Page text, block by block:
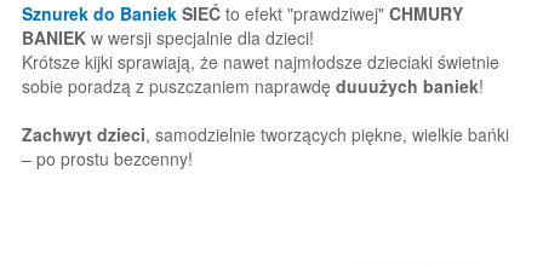
Sznurek do Baniek SIEĆ to efekt "prawdziwej" CHMURY
BANIEK w wersji specjalnie dla dzieci!
Krótsze kijki sprawiają, że nawet najmłodsze dzieciaki świetnie
sobie poradzą z puszczaniem naprawdę duuużych baniek!
Zachwyt dzieci, samodzielnie tworzących piękne, wielkie bańki
– po prostu bezcenny!